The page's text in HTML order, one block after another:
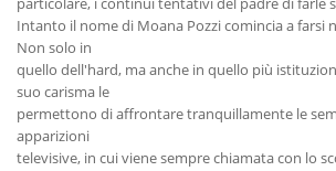
Intanto il nome di Moana Pozzi comincia a farsi
Non solo in
quello dell'hard, ma anche in quello più
suo carisma le
permettono di affrontare tranquillamente le
apparizioni
televisive, in cui viene sempre chiamata con lo